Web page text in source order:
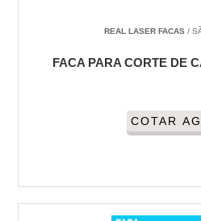
REAL LASER FACAS/
FACA PARA CORTE DE
COTAR